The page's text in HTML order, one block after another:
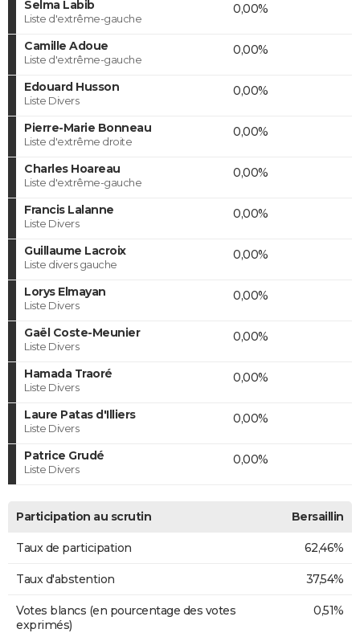
Selma Labib
Liste d'extrême-gauche
0,00%
Camille Adoue
Liste d'extrême-gauche
0,00%
Edouard Husson
Liste Divers
0,00%
Pierre-Marie Bonneau
Liste d'extrême droite
0,00%
Charles Hoareau
Liste d'extrême-gauche
0,00%
Francis Lalanne
Liste Divers
0,00%
Guillaume Lacroix
Liste divers gauche
0,00%
Lorys Elmayan
Liste Divers
0,00%
Gaël Coste-Meunier
Liste Divers
0,00%
Hamada Traoré
Liste Divers
0,00%
Laure Patas d'Illiers
Liste Divers
0,00%
Patrice Grudé
Liste Divers
0,00%
Participation au scrutin Bersaillin
Taux de participation 62,46%
Taux d'abstention 37,54%
Votes blancs (en pourcentage des votes
exprimés)
0,51%